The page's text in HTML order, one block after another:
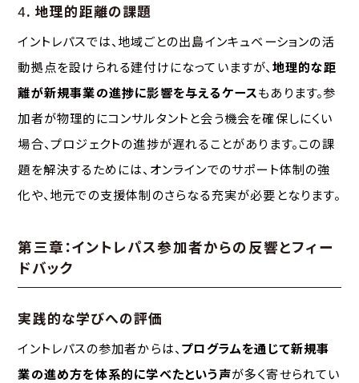
4. 地理的距離の課題
イントレパスでは、地域ごとの出島インキュベーションの活
動拠点を設けられる建付けになっていますが、 地理的な距
離が新規事業の進捗に影響を与えるケースもあります。参
加者が物理的にコンサルタントと会う機会を確保しにくい
場合、プロジェクトの進捗が遅れることがあります。この課
題を解決するためには、オンラインでのサポート体制の強
化や、地元での支援体制のさらなる充実が必要となります。
第三章：イントレパス参加者からの反響とフィー
ドバック
実践的な学びへの評価
イントレパスの参加者からは、 プログラムを通じて新規事
業の進め方を体系的に学べたという声が多く寄せられてい